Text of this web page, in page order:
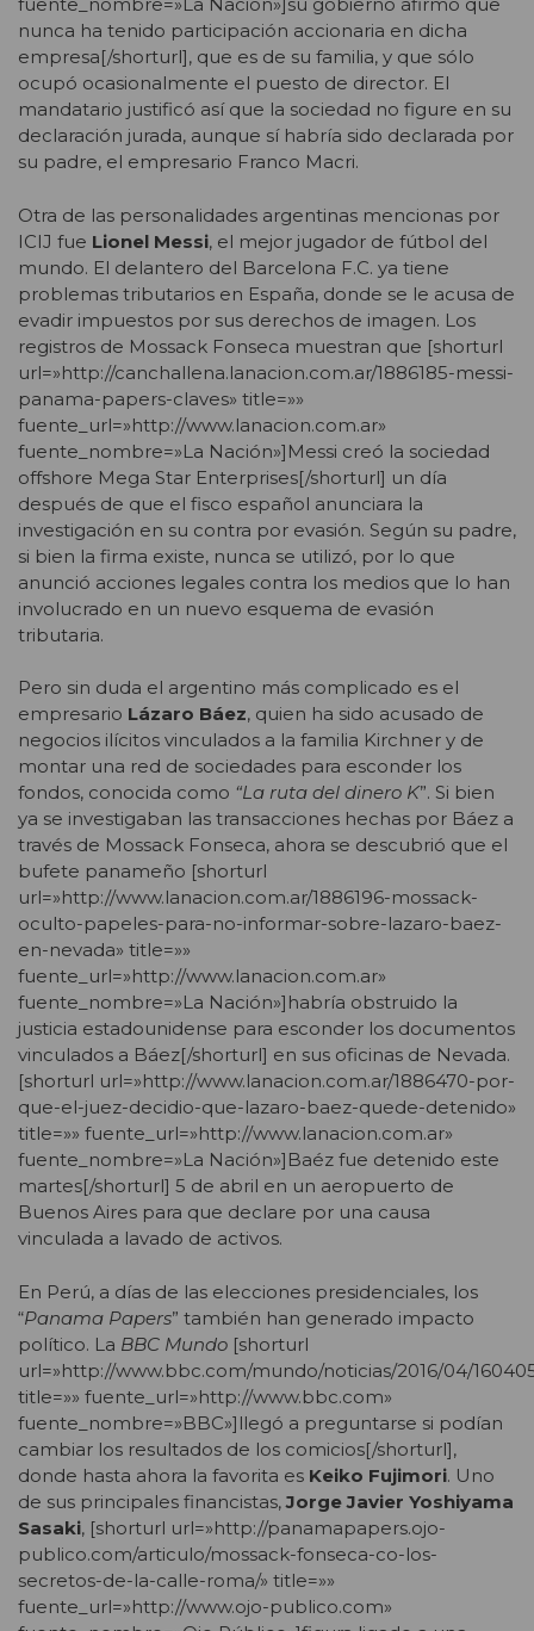
fuente_nombre=»La Nación»]su gobierno afirmó que
nunca ha tenido participación accionaria en dicha
empresa[/shorturl], que es de su familia, y que sólo
ocupó ocasionalmente el puesto de director. El
mandatario justificó así que la sociedad no figure en su
declaración jurada, aunque sí habría sido declarada por
su padre, el empresario Franco Macri.
Otra de las personalidades argentinas mencionas por
ICIJ fue Lionel Messi, el mejor jugador de fútbol del
mundo. El delantero del Barcelona F.C. ya tiene
problemas tributarios en España, donde se le acusa de
evadir impuestos por sus derechos de imagen. Los
registros de Mossack Fonseca muestran que [shorturl
url=»http://canchallena.lanacion.com.ar/1886185-messi-
panama-papers-claves» title=»»
fuente_url=»http://www.lanacion.com.ar»
fuente_nombre=»La Nación»]Messi creó la sociedad
offshore Mega Star Enterprises[/shorturl] un día
después de que el fisco español anunciara la
investigación en su contra por evasión. Según su padre,
si bien la firma existe, nunca se utilizó, por lo que
anunció acciones legales contra los medios que lo han
involucrado en un nuevo esquema de evasión
tributaria.
Pero sin duda el argentino más complicado es el
empresario Lázaro Báez, quien ha sido acusado de
negocios ilícitos vinculados a la familia Kirchner y de
montar una red de sociedades para esconder los
fondos, conocida como “La ruta del dinero K”. Si bien
ya se investigaban las transacciones hechas por Báez a
través de Mossack Fonseca, ahora se descubrió que el
bufete panameño [shorturl
url=»http://www.lanacion.com.ar/1886196-mossack-
oculto-papeles-para-no-informar-sobre-lazaro-baez-
en-nevada» title=»»
fuente_url=»http://www.lanacion.com.ar»
fuente_nombre=»La Nación»]habría obstruido la
justicia estadounidense para esconder los documentos
vinculados a Báez[/shorturl] en sus oficinas de Nevada.
[shorturl url=»http://www.lanacion.com.ar/1886470-por-
que-el-juez-decidio-que-lazaro-baez-quede-detenido»
title=»» fuente_url=»http://www.lanacion.com.ar»
fuente_nombre=»La Nación»]Baéz fue detenido este
martes[/shorturl] 5 de abril en un aeropuerto de
Buenos Aires para que declare por una causa
vinculada a lavado de activos.
En Perú, a días de las elecciones presidenciales, los
“Panama Papers” también han generado impacto
político. La BBC Mundo [shorturl
url=»http://www.bbc.com/mundo/noticias/2016/04/
title=»» fuente_url=»http://www.bbc.com»
fuente_nombre=»BBC»]llegó a preguntarse si podían
cambiar los resultados de los comicios[/shorturl],
donde hasta ahora la favorita es Keiko Fujimori. Uno
de sus principales financistas,Jorge Javier Yoshiyama
Sasaki, [shorturl url=»http://panamapapers.ojo-
publico.com/articulo/mossack-fonseca-co-los-
secretos-de-la-calle-roma/» title=»»
fuente_url=»http://www.ojo-publico.com»